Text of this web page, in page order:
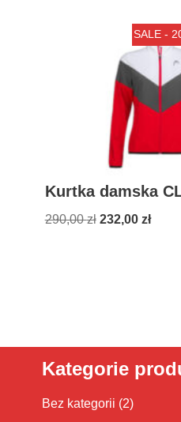
SALE -
Kurtka damska
290,00zł 232,00 zł
Kategorie
Bez kategorii (2)